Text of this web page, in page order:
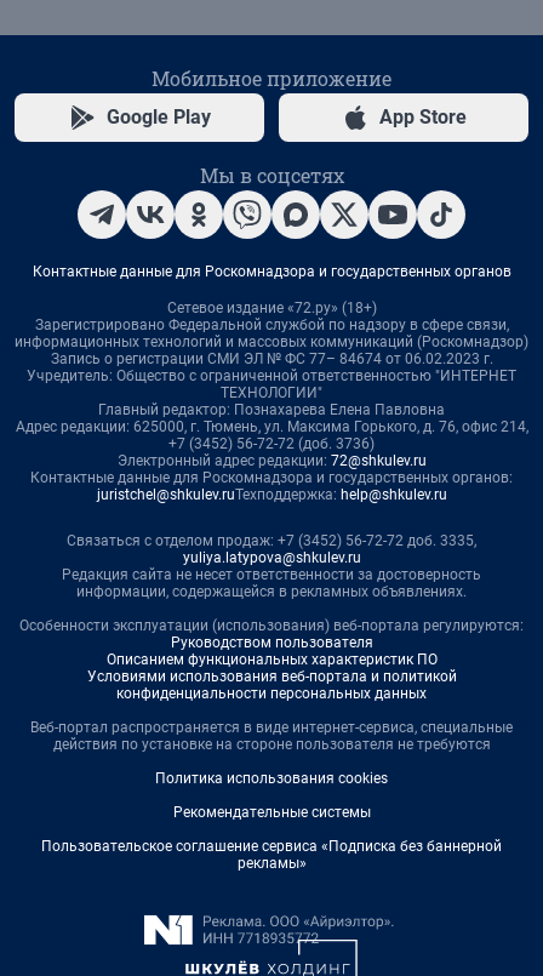
Мобильное приложение
Google Play App Store
Мы в соцсетях
Контактные данные для Роскомнадзора и государственных органов
Сетевое издание «72.ру» (18+)
Зарегистрировано Федеральной службой по надзору в сфере связи,
информационных технологий и массовых коммуникаций (Роскомнадзор)
Запись о регистрации СМИ ЭЛ № ФС 77– 84674 от 06.02.2023 г.
Учредитель: Общество с ограниченной ответственностью "ИНТЕРНЕТ
ТЕХНОЛОГИИ"
Главный редактор: Познахарева Елена Павловна
Адрес редакции: 625000, г. Тюмень, ул. Максима Горького, д. 76, офис 214,
+7 (3452) 56-72-72 (доб. 3736)
Электронный адрес редакции: 72@shkulev.ru
Контактные данные для Роскомнадзора и государственных органов:
juristchel@shkulev.ruТехподдержка: help@shkulev.ru
Связаться с отделом продаж: +7 (3452) 56-72-72 доб. 3335,
yuliya.latypova@shkulev.ru
Редакция сайта не несет ответственности за достоверность
информации, содержащейся в рекламных объявлениях.
Особенности эксплуатации (использования) веб-портала регулируются:
Руководством пользователя
Описанием функциональных характеристик ПО
Условиями использования веб-портала и политикой
конфиденциальности персональных данных
Веб-портал распространяется в виде интернет-сервиса, специальные
действия по установке на стороне пользователя не требуются
Политика использования cookies
Рекомендательные системы
Пользовательское соглашение сервиса «Подписка без баннерной
рекламы»